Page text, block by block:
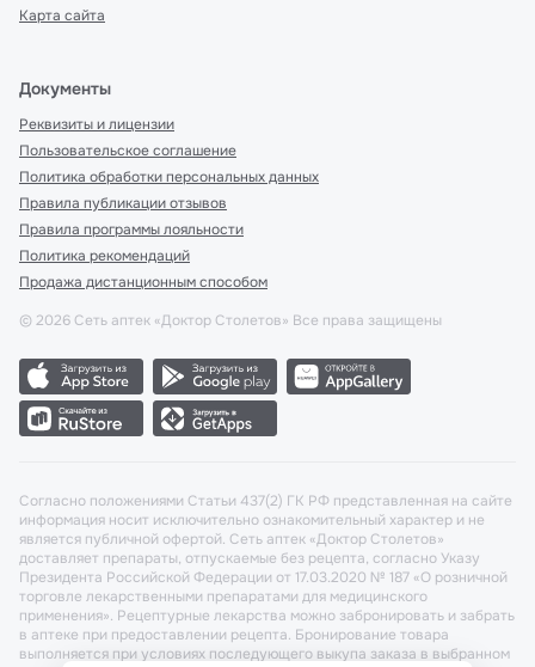
Карта сайта
Документы
Реквизиты и лицензии
Пользовательское соглашение
Политика обработки персональных данных
Правила публикации отзывов
Правила программы лояльности
Политика рекомендаций
Продажа дистанционным способом
© 2026 Сеть аптек «Доктор Столетов» Все права защищены
Согласно положениями Статьи 437(2) ГК РФ представленная на сайте
информация носит исключительно ознакомительный характер и не
является публичной офертой. Сеть аптек «Доктор Столетов»
доставляет препараты, отпускаемые без рецепта, согласно Указу
Президента Российской Федерации от 17.03.2020 № 187 «О розничной
торговле лекарственными препаратами для медицинского
применения». Рецептурные лекарства можно забронировать и забрать
в аптеке при предоставлении рецепта. Бронирование товара
выполняется при условиях последующего выкупа заказа в выбранном